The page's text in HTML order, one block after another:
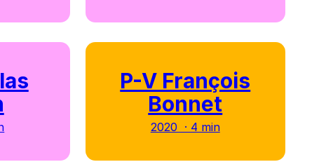
P-V François
Bonnet
2020 · 4 min